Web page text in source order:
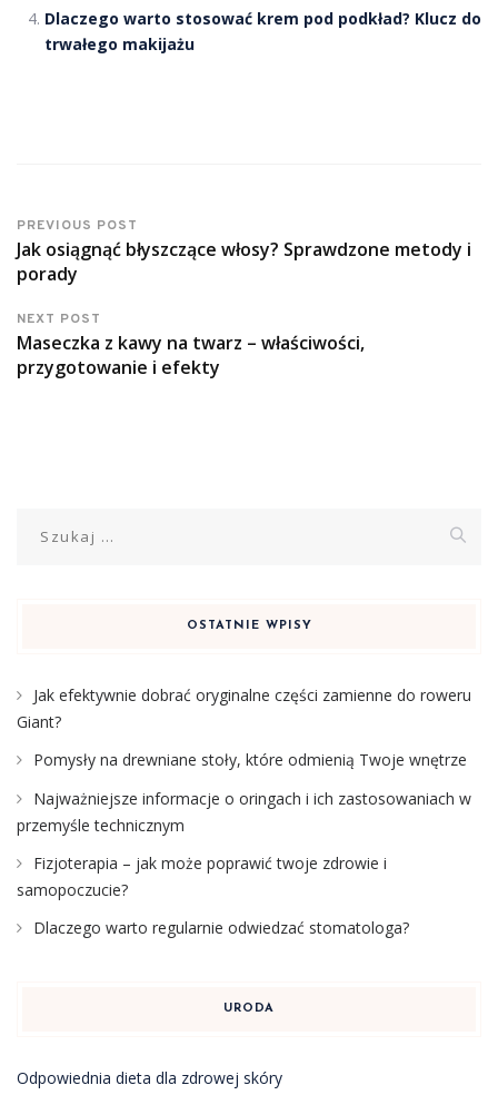
Dlaczego warto stosować krem pod podkład? Klucz do
trwałego makijażu
PREVIOUS POST
Jak osiągnąć błyszczące włosy? Sprawdzone metody i
porady
NEXT POST
Maseczka z kawy na twarz – właściwości,
przygotowanie i efekty
OSTATNIE WPISY
Jak efektywnie dobrać oryginalne części zamienne do roweru
Giant?
Pomysły na drewniane stoły, które odmienią Twoje wnętrze
Najważniejsze informacje o oringach i ich zastosowaniach w
przemyśle technicznym
Fizjoterapia – jak może poprawić twoje zdrowie i
samopoczucie?
Dlaczego warto regularnie odwiedzać stomatologa?
URODA
Odpowiednia dieta dla zdrowej skóry